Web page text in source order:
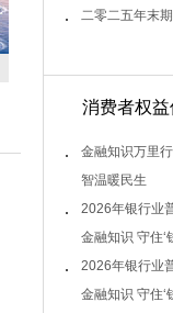
二零二五年末
消费者权
金融知识万里
智温暖民生
2026年银行业
金融知识 守住‘
2026年银行业
金融知识 守住‘